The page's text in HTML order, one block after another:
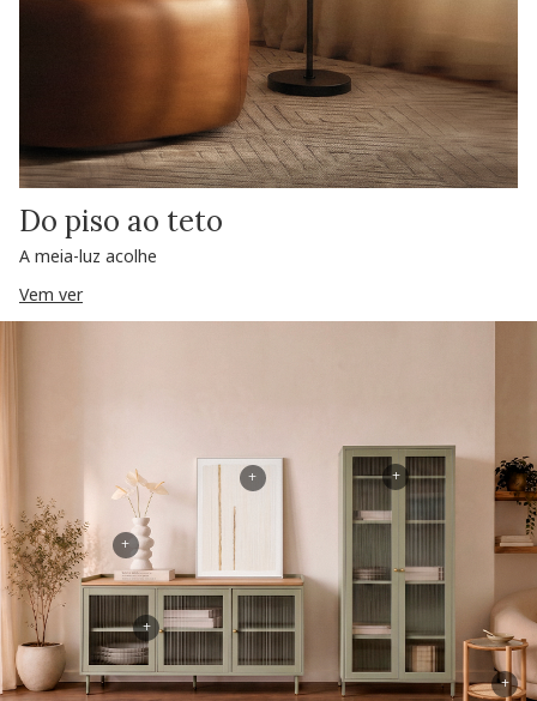
Do piso ao teto
A meia-luz acolhe
Vem ver
+
+
+
+
+